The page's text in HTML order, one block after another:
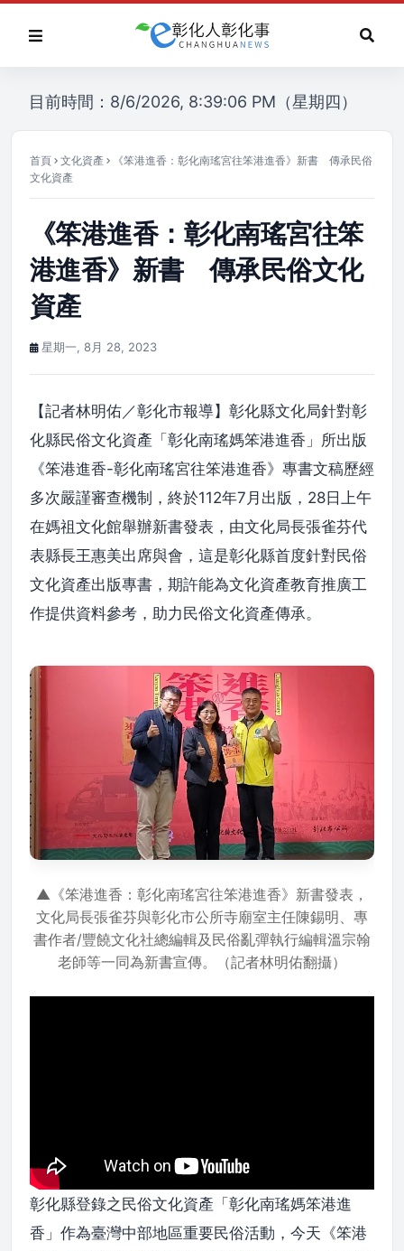
目前時間：8/6/2026, 8:39:06 PM（星期四）
首頁 文化資產
《笨港進香：彰化南瑤宮往笨港進香》新書 傳承民俗
文化資產
《笨港進香：彰化南瑤宮往笨
港進香》新書 傳承民俗文化
資產
星期一, 8月 28, 2023
【記者林明佑／彰化市報導】彰化縣文化局針對彰
化縣民俗文化資產「彰化南瑤媽笨港進香」所出版
《笨港進香-彰化南瑤宮往笨港進香》專書文稿歷經
多次嚴謹審查機制，終於112年7月出版，28日上午
在媽祖文化館舉辦新書發表，由文化局長張雀芬代
表縣長王惠美出席與會，這是彰化縣首度針對民俗
文化資產出版專書，期許能為文化資產教育推廣工
作提供資料參考，助力民俗文化資產傳承。
▲《笨港進香：彰化南瑤宮往笨港進香》新書發表，
文化局長張雀芬與彰化市公所寺廟室主任陳錫明、專
書作者/豐饒文化社總編輯及民俗亂彈執行編輯溫宗翰
老師等一同為新書宣傳。（記者林明佑翻攝）
彰化縣登錄之民俗文化資產「彰化南瑤媽笨港進
香」作為臺灣中部地區重要民俗活動，今天《笨港